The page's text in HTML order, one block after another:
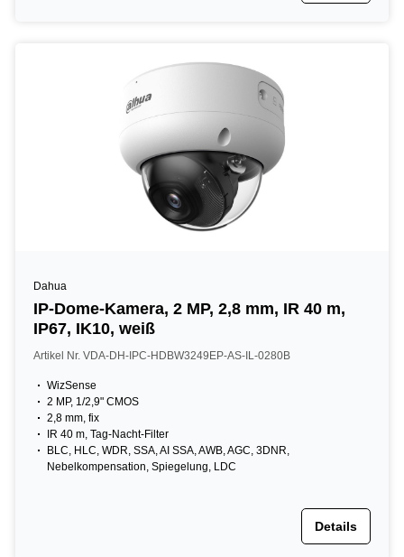
Dahua
IP-Dome-Kamera, 2 MP, 2,8 mm, IR 40 m,
IP67, IK10, weiß
Artikel Nr. VDA-DH-IPC-HDBW3249EP-AS-IL-0280B
WizSense
2 MP, 1/2,9" CMOS
2,8 mm, fix
IR 40 m, Tag-Nacht-Filter
BLC, HLC, WDR, SSA, AI SSA, AWB, AGC, 3DNR,
Nebelkompensation, Spiegelung, LDC
Details